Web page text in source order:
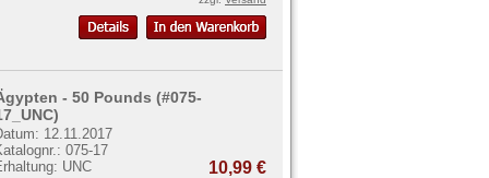
- 50 Pounds (#075-
12.11.2017
075-17
UNC
10,99 €